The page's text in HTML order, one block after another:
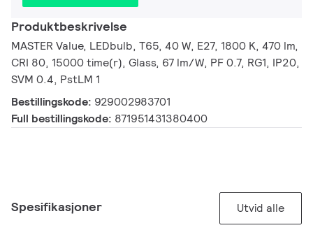
Produktbeskrivelse
MASTER Value, LEDbulb, T65, 40 W, E27, 1800 K, 470 lm,
CRI 80, 15000 time(r), Glass, 67 lm/W, PF 0.7, RG1, IP20,
SVM 0.4, PstLM 1
Bestillingskode: 929002983701
Full bestillingskode: 871951431380400
Spesifikasjoner Utvid alle